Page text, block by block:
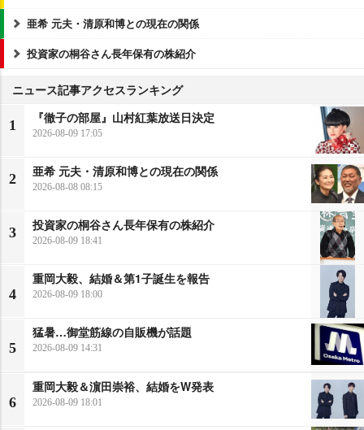
亜希 元夫・清原和博との現在の関係
投資家の桐谷さん長年保有の株紹介
ニュース記事アクセスランキング
1
『徹子の部屋』山村紅葉放送日決定
2026-08-09 17:05
2
亜希 元夫・清原和博との現在の関係
2026-08-08 08:15
3
投資家の桐谷さん長年保有の株紹介
2026-08-09 18:41
4
重岡大毅、結婚＆第1子誕生を報告
2026-08-09 18:00
5
猛暑…御堂筋線の自販機が話題
2026-08-09 14:31
6
重岡大毅＆濵田崇裕、結婚をW発表
2026-08-09 18:01